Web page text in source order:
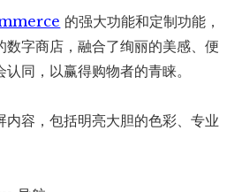
的强大功能和定制功能，
数字商店，融合了绚丽的美感、便
同，以赢得购物者的青睐。
内容，包括明亮大胆的色彩、专业